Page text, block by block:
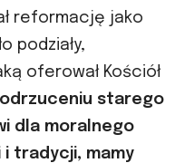
reformację jako
podziały,
oferował Kościół
starego
dla moralnego
i tradycji, mamy